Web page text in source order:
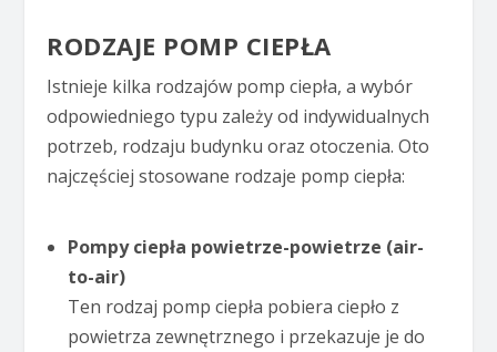
RODZAJE POMP CIEPŁA
Istnieje kilka rodzajów pomp ciepła, a wybór
odpowiedniego typu zależy od indywidualnych
potrzeb, rodzaju budynku oraz otoczenia. Oto
najczęściej stosowane rodzaje pomp ciepła:
Pompy ciepła powietrze-powietrze (air-
to-air)
Ten rodzaj pomp ciepła pobiera ciepło z
powietrza zewnętrznego i przekazuje je do